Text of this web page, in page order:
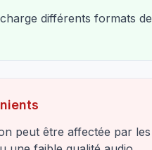
différents formats de
peut être affectée par les